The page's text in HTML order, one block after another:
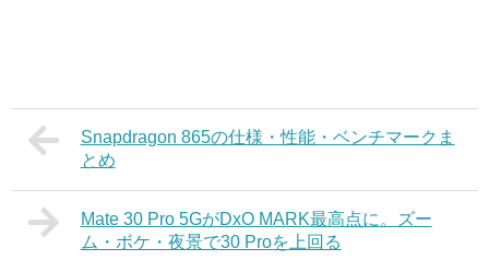
Snapdragon 865の仕様・性能・ベンチマークま
とめ
Mate 30 Pro 5GがDxO MARK最高点に。ズー
ム・ボケ・夜景で30 Proを上回る